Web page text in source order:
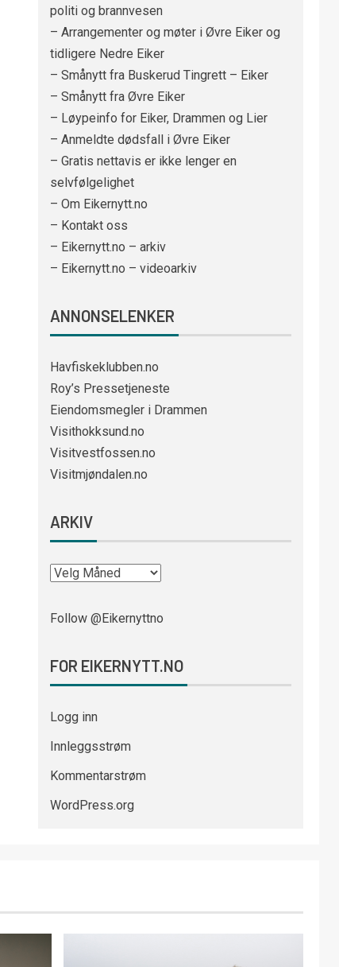
politi og brannvesen
– Arrangementer og møter i Øvre Eiker og
tidligere Nedre Eiker
– Smånytt fra Buskerud Tingrett – Eiker
– Smånytt fra Øvre Eiker
– Løypeinfo for Eiker, Drammen og Lier
– Anmeldte dødsfall i Øvre Eiker
– Gratis nettavis er ikke lenger en
selvfølgelighet
– Om Eikernytt.no
– Kontakt oss
– Eikernytt.no – arkiv
– Eikernytt.no – videoarkiv
ANNONSELENKER
Havfiskeklubben.no
Roy’s Pressetjeneste
Eiendomsmegler i Drammen
Visithokksund.no
Visitvestfossen.no
Visitmjøndalen.no
ARKIV
Follow @Eikernyttno
FOR EIKERNYTT.NO
Logg inn
Innleggsstrøm
Kommentarstrøm
WordPress.org